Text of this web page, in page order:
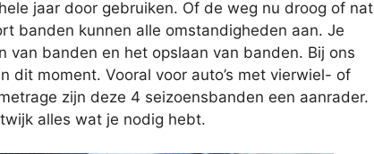
jaar door gebruiken. Of de weg nu droog of nat
banden kunnen alle omstandigheden aan. Je
van banden en het opslaan van banden. Bij ons
dit moment. Vooral voor auto’s met vierwiel- of
zijn deze 4 seizoensbanden een aanrader.
alles wat je nodig hebt.